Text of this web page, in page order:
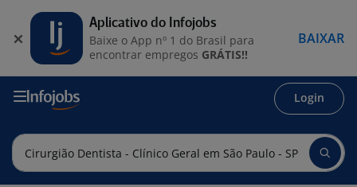
Login
Aplicativo do Infojobs
Baixe o App nº 1 do Brasil para
encontrar empregos GRÁTIS!!
BAIXAR